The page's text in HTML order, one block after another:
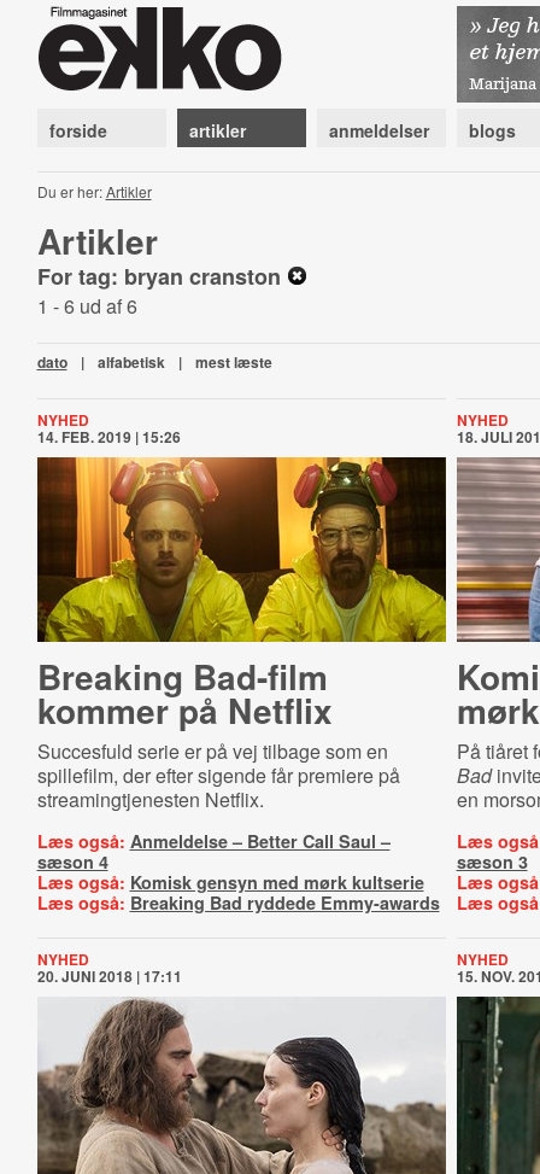
forside artikler anmeldelser blogs
Du er her:Artikler
Artikler
For tag: bryan cranston
1 - 6 ud af 6
dato | alfabetisk | mest læste
NYHED
14. FEB. 2019 | 15:26
Breaking Bad-film
kommer på Netflix
Succesfuld serie er på vej tilbage som en
spillefilm, der efter sigende får premiere på
streamingtjenesten Netflix.
Læs også: Anmeldelse – Better Call Saul –
sæson 4
Læs også: Komisk gensyn med mørk kultserie
Læs også: Breaking Bad ryddede Emmy-awards
NYHED
18. JULI
På tiåret
Bad
en
Læs
sæson 3
Læs
Læs
NYHED
20. JUNI 2018 | 17:11
NYHED
15. NOV.